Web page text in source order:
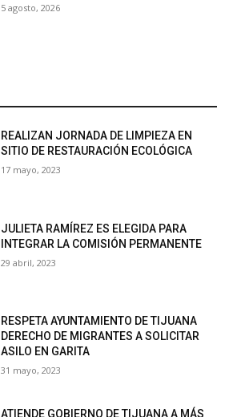
5 agosto, 2026
REALIZAN JORNADA DE LIMPIEZA EN
SITIO DE RESTAURACIÓN ECOLÓGICA
17 mayo, 2023
JULIETA RAMÍREZ ES ELEGIDA PARA
INTEGRAR LA COMISIÓN PERMANENTE
29 abril, 2023
RESPETA AYUNTAMIENTO DE TIJUANA
DERECHO DE MIGRANTES A SOLICITAR
ASILO EN GARITA
31 mayo, 2023
ATIENDE GOBIERNO DE TIJUANA A MÁS